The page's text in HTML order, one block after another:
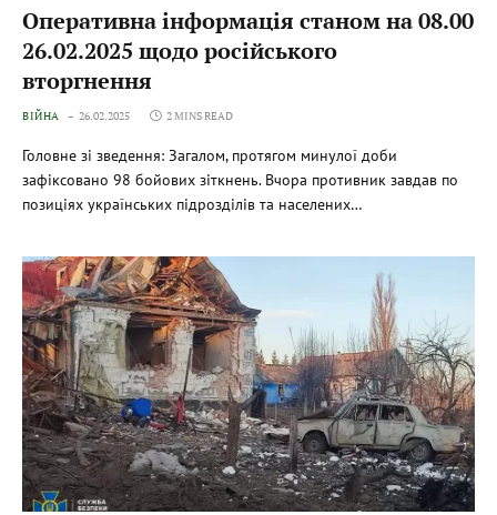
Оперативна інформація станом на 08.00
26.02.2025 щодо російського
вторгнення
ВІЙНА 26.02.2025 2 MINS READ
Головне зі зведення: Загалом, протягом минулої доби
зафіксовано 98 бойових зіткнень. Вчора противник завдав по
позиціях українських підрозділів та населених…